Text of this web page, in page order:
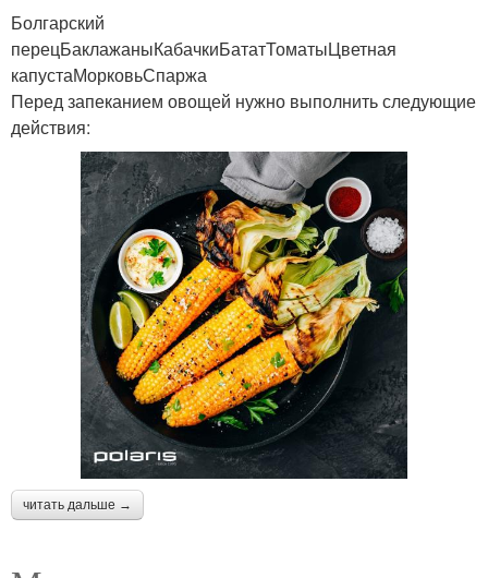
Болгарский
перецБаклажаныКабачкиБататТоматыЦветная
капустаМорковьСпаржа
Перед запеканием овощей нужно выполнить следующие
действия:
читать дальше →